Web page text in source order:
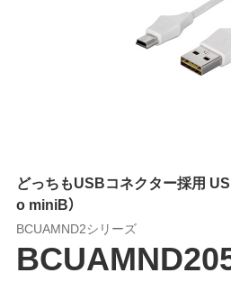
どっちもUSBコネクター採用
o miniB）
BCUAMND2シリーズ